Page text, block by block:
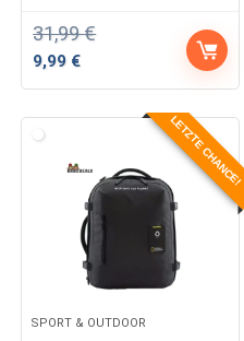
31,99€
Ursprünglicher
9,99 €Aktueller
LETZTE CHANCE!
SPORT & OUTDOOR